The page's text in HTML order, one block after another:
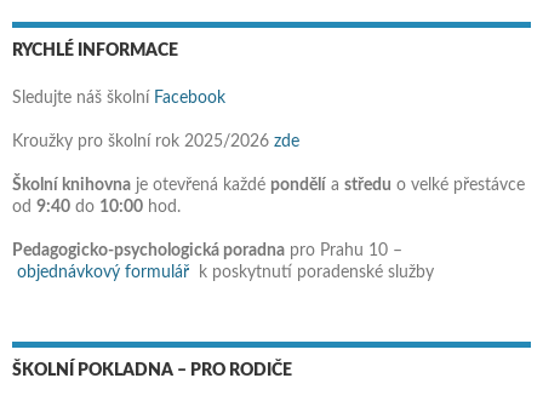
RYCHLÉ INFORMACE
Sledujte náš školní Facebook
Kroužky pro školní rok 2025/2026 zde
Školní knihovna je otevřená každé pondělí a středu o velké přestávce
od 9:40 do 10:00 hod.
Pedagogicko-psychologická poradna pro Prahu 10 –
objednávkový formulář k poskytnutí poradenské služby
ŠKOLNÍ POKLADNA – PRO RODIČE